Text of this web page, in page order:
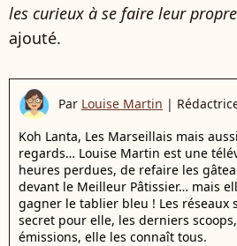
les curieux à se faire leur
ajouté.
Par Louise Martin |
Koh Lanta, Les Marseillais mais
regards… Louise Martin est une
heures perdues, de refaire les
devant le Meilleur Pâtissier… mais
gagner le tablier bleu ! Les réseaux
secret pour elle, les derniers
émissions, elle les connaît tous.